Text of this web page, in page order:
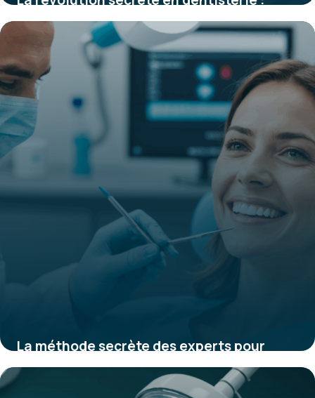
découvrez pourquoi la zircone pour inlay
core redéfinit la durabilité et l’esthétique
des restaurations dentaires
15 juin 2026
La méthode secrète des experts pour
préserver durablement votre sourire et
éviter la perte dentaire cachée dans la